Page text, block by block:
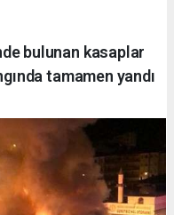
bulunan kasaplar
tamamen yandı